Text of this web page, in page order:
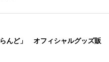
んど」 オフィシャルグッズ販